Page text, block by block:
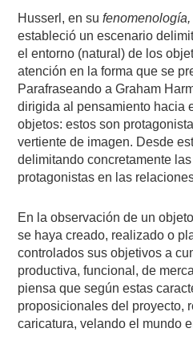
Husserl, en su fenomenología,
estableció un escenario
el entorno (natural) de los
atención en la forma que se
Parafraseando a Graham
dirigida al pensamiento hacia
objetos: estos son
vertiente de imagen. Desde
delimitando concretamente
protagonistas en las
En la observación de un
se haya creado, realizado o
controlados sus objetivos a
productiva, funcional, de
piensa que según estas
proposicionales del proyecto,
caricatura, velando el mundo